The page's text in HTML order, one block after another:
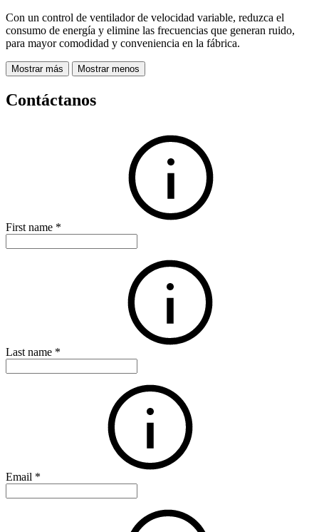
Con un control de ventilador de velocidad variable, reduzca el
consumo de energía y elimine las frecuencias que generan ruido,
para mayor comodidad y conveniencia en la fábrica.
Mostrar más Mostrar menos
Contáctanos
First name *
Last name *
Email *